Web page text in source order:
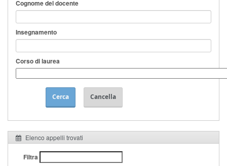
Cognome del docente
Insegnamento
Corso di laurea
Cerca Cancella
Elenco appelli trovati
Filtra